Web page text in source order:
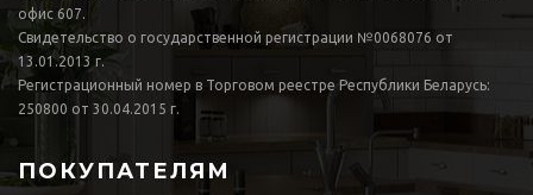
офис 607.
Свидетельство о государственной регистрации №0068076 от
13.01.2013 г.
Регистрационный номер в Торговом реестре Республики Беларусь:
250800 от 30.04.2015 г.
ПОКУПАТЕЛЯМ